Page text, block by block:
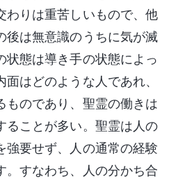
わりは重苦しいもので、他
後は無意識のうちに気が滅
状態は導き手の状態によっ
はどのような人であれ、
ものであり、聖霊の働きは
ることが多い。聖霊は人の
強要せず、人の通常の経験
。すなわち、人の分かち合